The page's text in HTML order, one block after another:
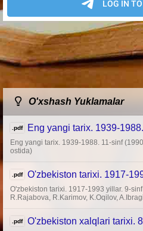
O'xshash Yuklamalar
.pdf Eng yangi tarix. 1939-
Eng yangi tarix. 1939-1988. 11-sinf
ostida)
.pdf O'zbekiston tarixi. 1917-
O'zbekiston tarixi. 1917-1993 yillar. 9-
R.Rajabova, R.Karimov, K.Oqilov,
.pdf O'zbekiston xalqlari tarixi.